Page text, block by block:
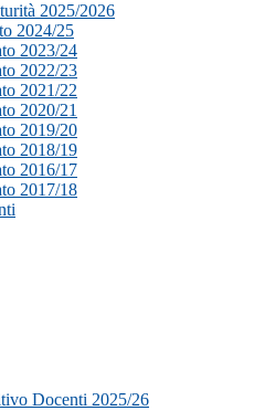
2025/2026
2024/25
2023/24
2022/23
2021/22
2020/21
2019/20
2018/19
2016/17
2017/18
Docenti 2025/26